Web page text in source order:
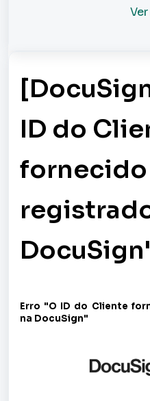
ID do
fornecido
Erro "O ID do Cliente
na DocuSign"